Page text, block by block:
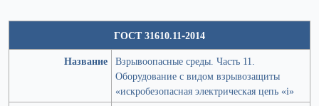
ГОСТ 31610.11-2014
Название Взрывоопасные среды. Часть 11.
Оборудование с видом взрывозащиты
«искробезопасная электрическая цепь «i»